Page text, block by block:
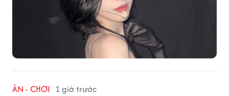
ĂN - CHƠI 1 giờ trước